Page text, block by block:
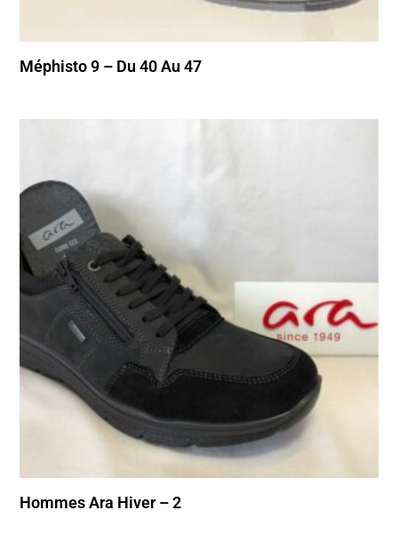
Méphisto 9 – Du 40 Au 47
Hommes Ara Hiver – 2